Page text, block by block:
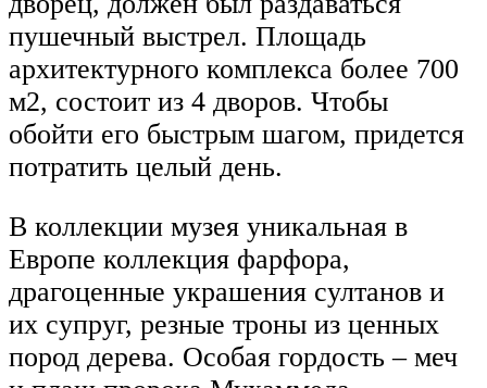
пушечный выстрел. Площадь
архитектурного комплекса более 700
м2, состоит из 4 дворов. Чтобы
обойти его быстрым шагом, придется
потратить целый день.
В коллекции музея уникальная в
Европе коллекция фарфора,
драгоценные украшения султанов и
их супруг, резные троны из ценных
пород дерева. Особая гордость – меч